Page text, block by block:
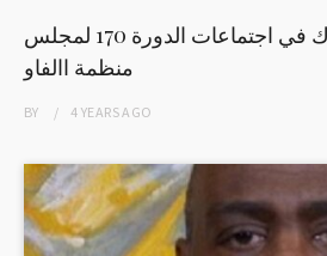
السودان يشارك في اجتماعات الدورة 170 لمجلس
منظمة االفاو
BY 4 YEARSAGO